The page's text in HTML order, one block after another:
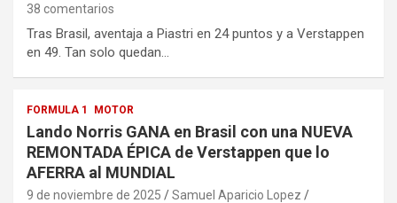
38 comentarios
Tras Brasil, aventaja a Piastri en 24 puntos y a Verstappen
en 49. Tan solo quedan…
FORMULA 1 MOTOR
Lando Norris GANA en Brasil con una NUEVA
REMONTADA ÉPICA de Verstappen que lo
AFERRA al MUNDIAL
9 de noviembre de 2025
Samuel Aparicio Lopez